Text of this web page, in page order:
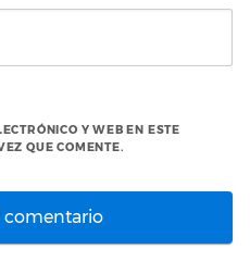
Y WEB EN ESTE
QUE COMENTE.